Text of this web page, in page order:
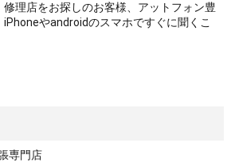
修理店をお探しのお客様、アットフォン豊
やandroidのスマホですぐに聞くこ
専門店